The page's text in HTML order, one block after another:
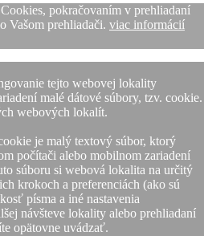
pokračovaním v prehliadaní
Vašom prehliadači. viac informácií
tejto webovej lokality
malé dátové súbory, tzv. cookie.
webových lokalít.
je malý textový súbor, ktorý
počítači alebo mobilnom zariadení
súboru si webová lokalita na určitý
krokoch a preferenciách (ako sú
písma a iné nastavenia
návšteve lokality alebo prehliadaní
opätovne uvádzať.